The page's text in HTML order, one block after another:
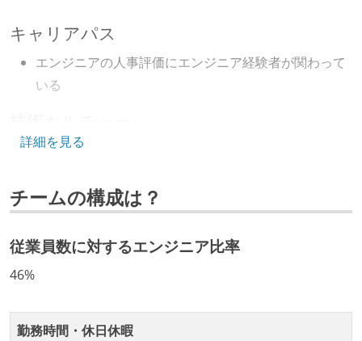
キャリアパス
エンジニアの人事評価にエンジニア経験者が関わって
いる
CTO またはそれに準じる、技術やワークフローの標準
取締役（社内）または執行役員として、エンジニアリ
ング部門の人間が経営に参加している
開発メンバーの裁量
企画を決定する場に、実装を担当する開発メンバーが
詳細を見る
チームの構成は？
従業員数に対するエンジニア比率
46%
勤務時間・休日休暇